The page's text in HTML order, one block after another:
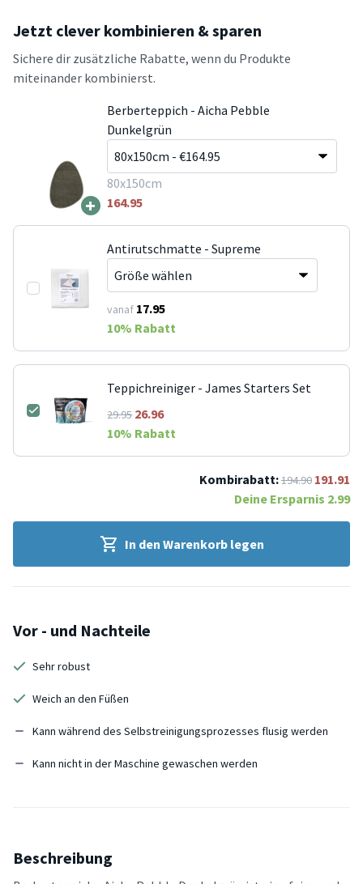
Jetzt clever kombinieren & sparen
Sichere dir zusätzliche Rabatte, wenn du Produkte
miteinander kombinierst.
+
Berberteppich - Aicha Pebble
Dunkelgrün
80x150cm
164.95
Antirutschmatte - Supreme
vanaf 17.95
10% Rabatt
Teppichreiniger - James Starters Set
29.9526.96
10% Rabatt
Kombirabatt:194.90 191.91
Deine Ersparnis 2.99
In den Warenkorb legen
Vor - und Nachteile
Sehr robust
Weich an den Füßen
Kann während des Selbstreinigungsprozesses flusig werden
Kann nicht in der Maschine gewaschen werden
Beschreibung